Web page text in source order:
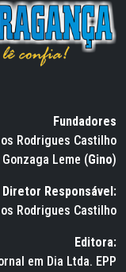
Fundadores
Rodrigues Castilho
Leme (Gino)
Diretor Responsável:
Rodrigues Castilho
Editora:
em Dia Ltda. EPP